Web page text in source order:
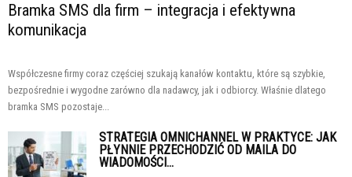
Bramka SMS dla firm – integracja i efektywna
komunikacja
Współczesne firmy coraz częściej szukają kanałów kontaktu, które są szybkie,
bezpośrednie i wygodne zarówno dla nadawcy, jak i odbiorcy. Właśnie dlatego
bramka SMS pozostaje...
STRATEGIA OMNICHANNEL W PRAKTYCE: JAK
PŁYNNIE PRZECHODZIĆ OD MAILA DO
WIADOMOŚCI...